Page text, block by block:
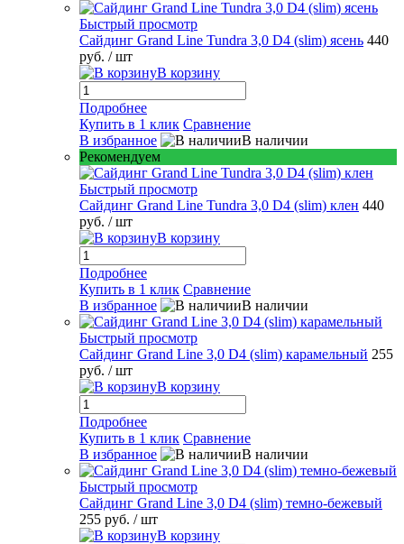
Быстрый просмотр
Сайдинг Grand Line Tundra 3,0 D4 (slim) ясень 440
руб. / шт
В корзину
Подробнее
Купить в 1 клик Сравнение
В избранное
В наличии
Рекомендуем
Быстрый просмотр
Сайдинг Grand Line Tundra 3,0 D4 (slim) клен 440
руб. / шт
В корзину
Подробнее
Купить в 1 клик Сравнение
В избранное
В наличии
Быстрый просмотр
Сайдинг Grand Line 3,0 D4 (slim) карамельный 255
руб. / шт
В корзину
Подробнее
Купить в 1 клик Сравнение
В избранное
В наличии
Быстрый просмотр
Сайдинг Grand Line 3,0 D4 (slim) темно-бежевый
255 руб. / шт
В корзину